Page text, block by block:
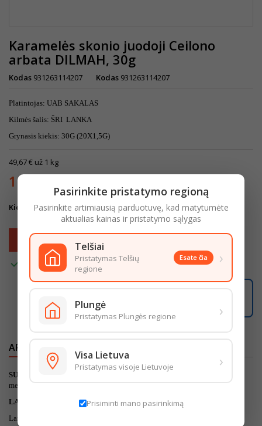
Karamelės skonio juodoji Ceilono
arbata DILMAH, 30g
Kodas 931263114207 Kodas 931263114207
Platintojas: UAB SAKALAS
Kilmės šalis: ŠRI LANKA
Grynasis kiekis: 30G (20X1,5G)
49,67 € už 1 kg
1,49 €
Kiekis
Į krepšelį
 Turime
LIKO ŠIANDIENAI
APRAŠYMAS
SUDEDAMOSIOS
medžiaga (4,0proc.).
LAI
KYMO SĄLYGOS:
Laikyti vėsioje ir sausoje vietoje.
Pasirinkite pristatymo regioną
Pasirinkite artimiausią parduotuvę, kad matytumėte
aktualias kainas ir pristatymo sąlygas
Telšiai
Pristatymas Telšių
regione
Esate čia ›
Plungė
Pristatymas Plungės regione ›
Visa Lietuva
Pristatymas visoje Lietuvoje ›
Prisiminti mano pasirinkimą